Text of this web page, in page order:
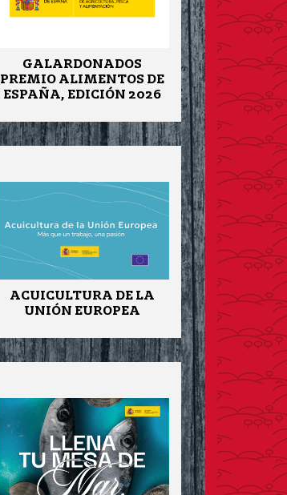
GALARDONADOS
PREMIO ALIMENTOS DE
ESPAÑA, EDICIÓN 2026
ACUICULTURA DE LA
UNIÓN EUROPEA